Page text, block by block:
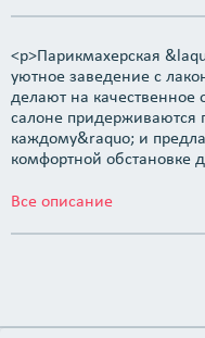
<p>Парикмахерская
уютное заведение с
делают на качественное
салоне придерживаются
каждому&raquo; и
комфортной обстановке
Все описание